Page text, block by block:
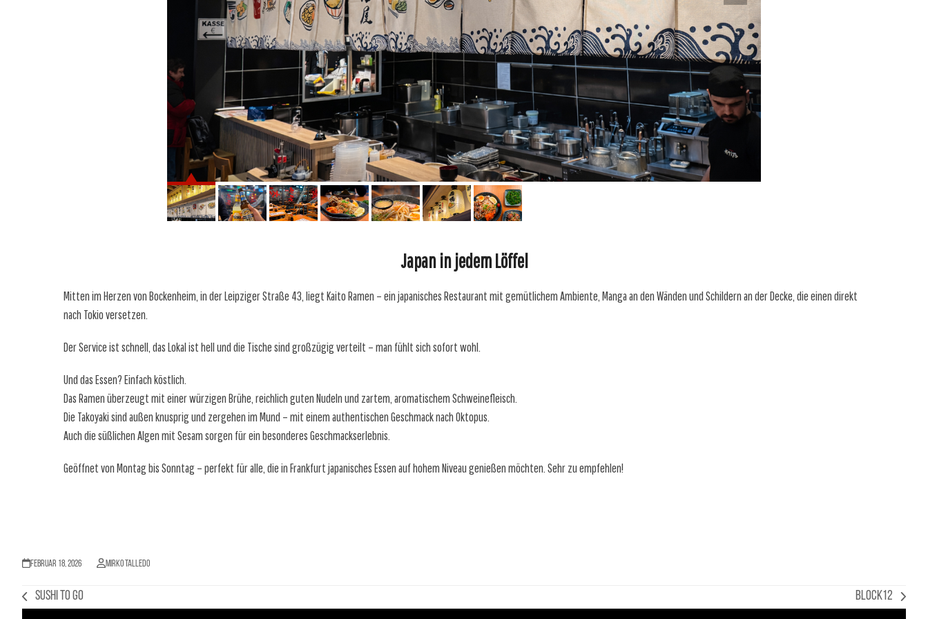
Japan in jedem Löffel
Mitten im Herzen von Bockenheim, in der Leipziger Straße 43, liegt Kaito Ramen – ein japanisches Restaurant mit gemütlichem Ambiente, Manga an den Wänden und Schildern an der Decke, die einen direkt
nach Tokio versetzen.
Der Service ist schnell, das Lokal ist hell und die Tische sind großzügig verteilt – man fühlt sich sofort wohl.
Und das Essen? Einfach köstlich.
Das Ramen überzeugt mit einer würzigen Brühe, reichlich guten Nudeln und zartem, aromatischem Schweinefleisch.
Die Takoyaki sind außen knusprig und zergehen im Mund – mit einem authentischen Geschmack nach Oktopus.
Auch die süßlichen Algen mit Sesam sorgen für ein besonderes Geschmackserlebnis.
Geöffnet von Montag bis Sonntag – perfekt für alle, die in Frankfurt japanisches Essen auf hohem Niveau genießen möchten. Sehr zu empfehlen!
Februar 18, 2026 Mirko Talledo
vorheriger
Sushi to Go
Nächster
Block12